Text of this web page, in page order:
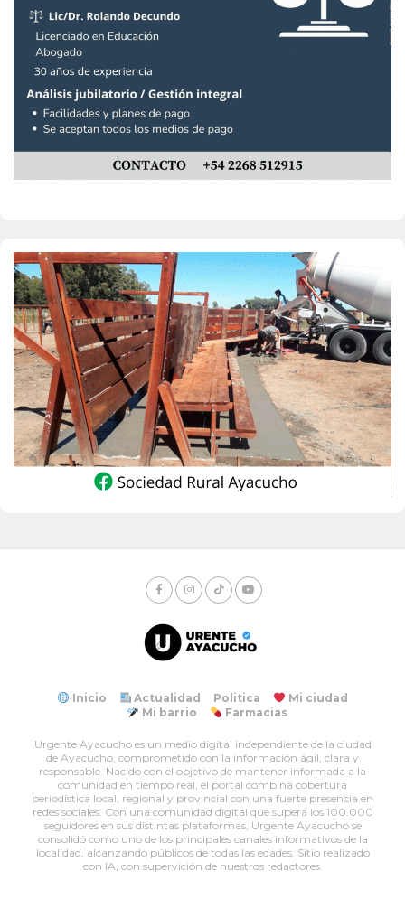
Inicio Actualidad Politica
Mi ciudad
Mi barrio
Farmacias
Urgente Ayacucho es un medio digital independiente de la ciudad
de Ayacucho, comprometido con la información ágil, clara y
responsable. Nacido con el objetivo de mantener informada a la
comunidad en tiempo real, el portal combina cobertura
periodística local, regional y provincial con una fuerte presencia en
redes sociales. Con una comunidad digital que supera los 100.000
seguidores en sus distintas plataformas, Urgente Ayacucho se
consolidó como uno de los principales canales informativos de la
localidad, alcanzando públicos de todas las edades. Sitio realizado
con IA, con supervición de nuestros redactores.